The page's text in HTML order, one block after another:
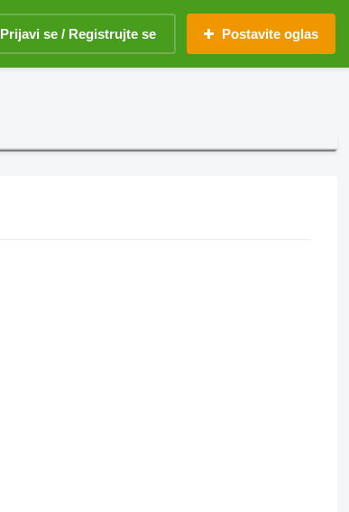
Prijavi se / Registrujte se Postavite oglas